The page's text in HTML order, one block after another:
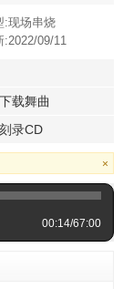
:现场串烧
:2022/09/11
下载舞曲
刻录CD
×
00:14/67:00